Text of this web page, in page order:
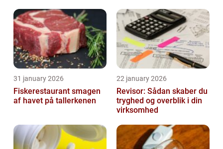
31 january 2026
Fiskerestaurant smagen
af havet på tallerkenen
22 january 2026
Revisor: Sådan skaber du
tryghed og overblik i din
virksomhed